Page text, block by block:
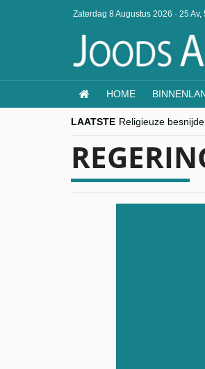
Zaterdag 8 Augustus 2026 · 25 Av,
HOME
LAATSTE Religieuze
“Besnijdenisdebat
CITYTRIP |
“Vandaag zit elke
goKosher lanceert